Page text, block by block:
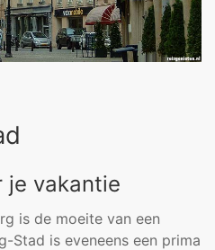
je vakantie
is de moeite van een
Stad is eveneens een prima